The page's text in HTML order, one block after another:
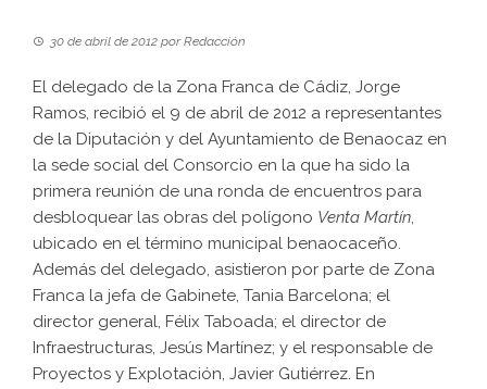
30 de abril de 2012 porRedacción
El delegado de la Zona Franca de Cádiz, Jorge
Ramos, recibió el 9 de abril de 2012 a representantes
de la Diputación y del Ayuntamiento de Benaocaz en
la sede social del Consorcio en la que ha sido la
primera reunión de una ronda de encuentros para
desbloquear las obras del polígono Venta Martín,
ubicado en el término municipal benaocaceño.
Además del delegado, asistieron por parte de Zona
Franca la jefa de Gabinete, Tania Barcelona; el
director general, Félix Taboada; el director de
Infraestructuras, Jesús Martínez; y el responsable de
Proyectos y Explotación, Javier Gutiérrez. En